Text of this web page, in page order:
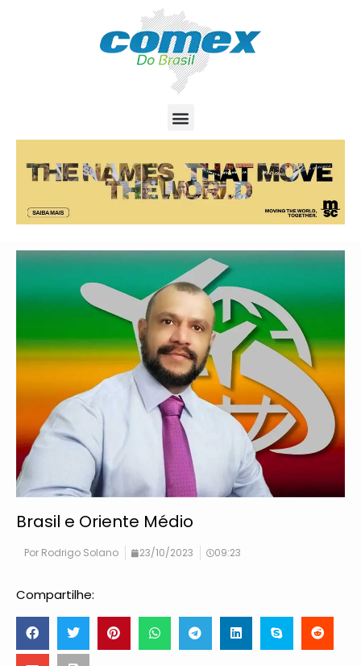
Brasil e Oriente Médio
Por Rodrigo Solano 23/10/2023 09:23
Compartilhe: